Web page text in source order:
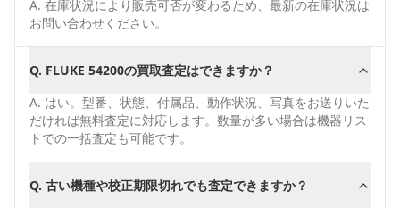
A. 在庫状況により販売可否が変わるため、最新の在庫状況は
お問い合わせください。
Q. FLUKE 54200の買取査定はできますか？
A. はい。型番、状態、付属品、動作状況、写真をお送りいた
だければ無料査定に対応します。数量が多い場合は機器リス
トでの一括査定も可能です。
Q. 古い機種や校正期限切れでも査定できますか？